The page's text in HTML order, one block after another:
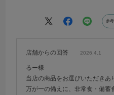
が、お湯を入れないといけません
これなら雨水で温めても良いし最
ご飯としっかりした味のおかずが
参
店舗からの回答 2026.4.1
るー様
当店の商品をお選びいただきあ
万が一の備えに、非常食・備蓄